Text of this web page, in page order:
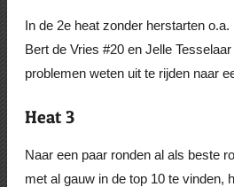
In de 2e heat zonder herstarten
Bert de Vries #20 en Jelle
problemen weten uit te rijden naar
Heat 3
Naar een paar ronden al als beste
met al gauw in de top 10 te vinden,